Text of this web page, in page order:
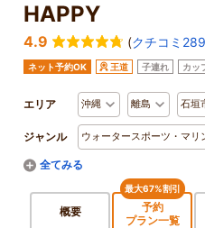
HAPPY
4.9 (クチコミ
ネット予約OK 王道 子連れ カッ
エリア 沖縄 離島 石垣
ジャンル ウォータースポーツ・マリ
概要
最大67%割引
予約
プラン一覧